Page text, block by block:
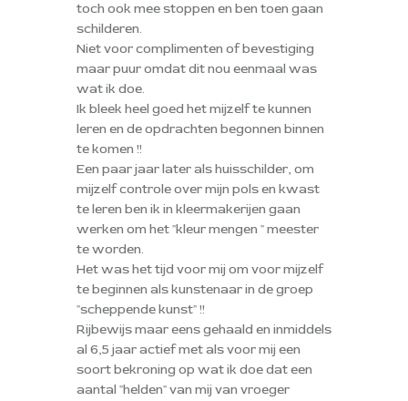
toch ook mee stoppen en ben toen gaan
schilderen.
Niet voor complimenten of bevestiging
maar puur omdat dit nou eenmaal was
wat ik doe.
Ik bleek heel goed het mijzelf te kunnen
leren en de opdrachten begonnen binnen
te komen !!
Een paar jaar later als huisschilder, om
mijzelf controle over mijn pols en kwast
te leren ben ik in kleermakerijen gaan
werken om het "kleur mengen " meester
te worden.
Het was het tijd voor mij om voor mijzelf
te beginnen als kunstenaar in de groep
"scheppende kunst" !!
Rijbewijs maar eens gehaald en inmiddels
al 6,5 jaar actief met als voor mij een
soort bekroning op wat ik doe dat een
aantal "helden" van mij van vroeger